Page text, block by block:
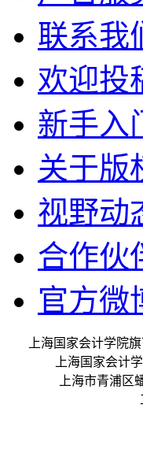
联系我
欢迎投
新手入
关于版
视野动
合作伙
官方微
上海国家会计学院
上海国家会
上海市青浦区